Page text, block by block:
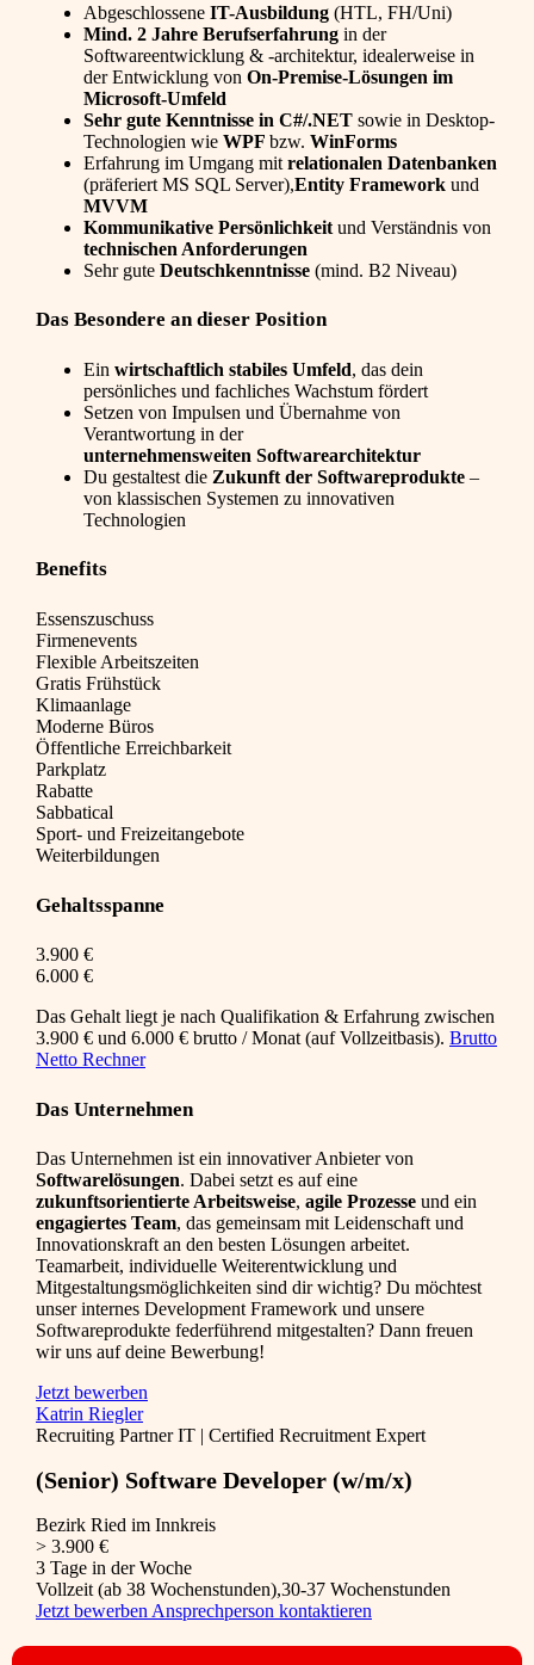
Abgeschlossene IT-Ausbildung (HTL, FH/Uni)
Mind. 2 Jahre Berufserfahrung in der
Softwareentwicklung & -architektur, idealerweise in
der Entwicklung von On-Premise-Lösungen im
Microsoft-Umfeld
Sehr gute Kenntnisse in C#/.NET sowie in Desktop-
Technologien wie WPF bzw. WinForms
Erfahrung im Umgang mit relationalen Datenbanken
(präferiert MS SQL Server),Entity Framework und
MVVM
Kommunikative Persönlichkeit und Verständnis von
technischen Anforderungen
Sehr gute Deutschkenntnisse (mind. B2 Niveau)
Das Besondere an dieser Position
Ein wirtschaftlich stabiles Umfeld, das dein
persönliches und fachliches Wachstum fördert
Setzen von Impulsen und Übernahme von
Verantwortung in der
unternehmensweiten Softwarearchitektur
Du gestaltest die Zukunft der Softwareprodukte –
von klassischen Systemen zu innovativen
Technologien
Benefits
Essenszuschuss
Firmenevents
Flexible Arbeitszeiten
Gratis Frühstück
Klimaanlage
Moderne Büros
Öffentliche Erreichbarkeit
Parkplatz
Rabatte
Sabbatical
Sport- und Freizeitangebote
Weiterbildungen
Gehaltsspanne
3.900 €
6.000 €
Das Gehalt liegt je nach Qualifikation & Erfahrung zwischen
3.900 € und 6.000 € brutto / Monat (auf Vollzeitbasis). Brutto
Netto Rechner
Das Unternehmen
Das Unternehmen ist ein innovativer Anbieter von
Softwarelösungen. Dabei setzt es auf eine
zukunftsorientierte Arbeitsweise, agile Prozesse und ein
engagiertes Team, das gemeinsam mit Leidenschaft und
Innovationskraft an den besten Lösungen arbeitet.
Teamarbeit, individuelle Weiterentwicklung und
Mitgestaltungsmöglichkeiten sind dir wichtig? Du möchtest
unser internes Development Framework und unsere
Softwareprodukte federführend mitgestalten? Dann freuen
wir uns auf deine Bewerbung!
Jetzt bewerben
Katrin Riegler
Recruiting Partner IT | Certified Recruitment Expert
(Senior) Software Developer (w/m/x)
Bezirk Ried im Innkreis
> 3.900 €
3 Tage in der Woche
Vollzeit (ab 38 Wochenstunden),30-37 Wochenstunden
Jetzt bewerben Ansprechperson kontaktieren